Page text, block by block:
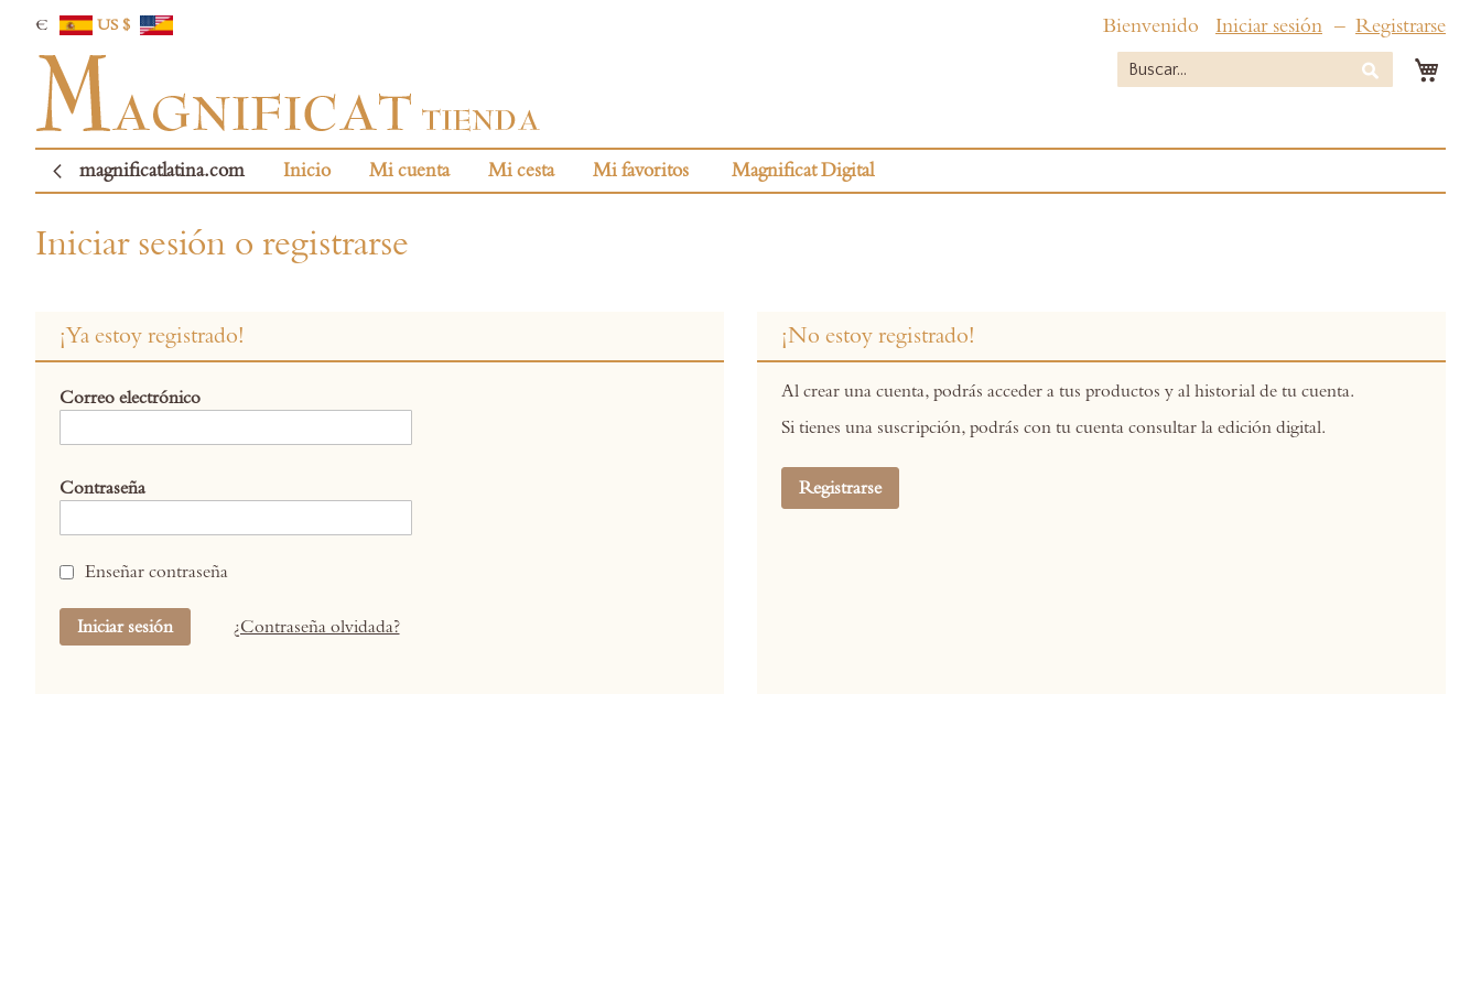
€ US $ Bienvenido Iniciar sesión Registrarse
Buscar
magnificatlatina.com Inicio Mi cuenta Mi cesta Mi favoritos Magnificat Digital
Iniciar sesión o registrarse
¡Ya estoy registrado!
Correo electrónico
Contraseña
Enseñar contraseña
Iniciar sesión ¿Contraseña olvidada?
¡No estoy registrado!
Al crear una cuenta, podrás acceder a tus productos y al historial de tu cuenta.
Si tienes una suscripción, podrás con tu cuenta consultar la edición digital.
Registrarse